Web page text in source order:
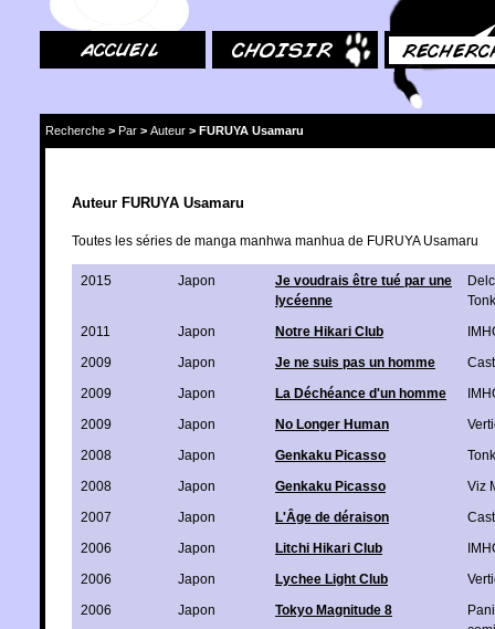
Recherche > Par > Auteur > FURUYA Usamaru
Auteur FURUYA Usamaru
Toutes les séries de manga manhwa manhua de FURUYA Usamaru
2015 Japon
Je voudrais être tué par une
lycéenne
2011
Japon Notre Hikari Club
2009
Japon Je ne suis pas un homme
2009
Japon La Déchéance d'un homme
2009
Japon No Longer Human
2008
Japon Genkaku Picasso
2008
Japon Genkaku Picasso
Viz
2007
Japon L'Âge de déraison
2006
Japon Litchi Hikari Club
2006
Japon Lychee Light Club
2006
Japon Tokyo Magnitude 8